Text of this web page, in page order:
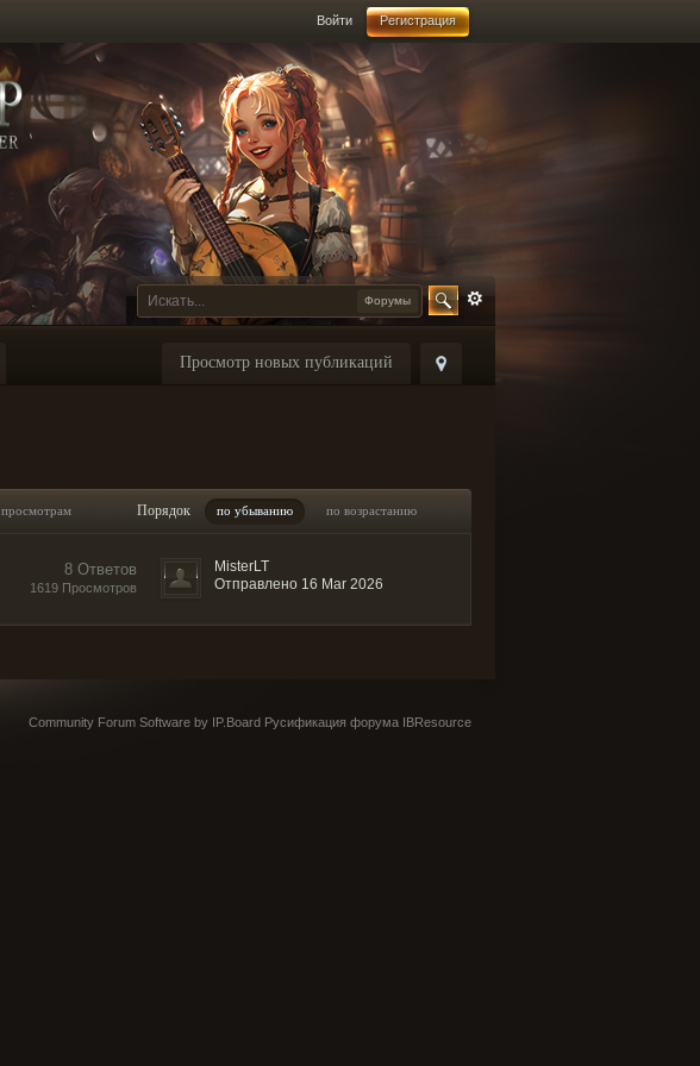
Войти Регистрация
Форумы
Просмотр новых публикаций
просмотрам Порядок по убыванию по возрастанию
8 Ответов
1619 Просмотров
MisterLT
Отправлено 16 Mar 2026
Community Forum Software by IP.Board Русификация форума IBResource